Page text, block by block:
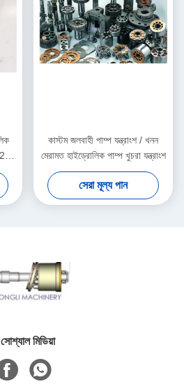
কাস্টম জলবাহী পাম্প যন্ত্রাংশ / খনন
মেরামত হাইড্রোলিক পাম্প খুচরা যন্ত্রাংশ
সেরা মূল্য পান
সোশ্যাল মিডিয়া